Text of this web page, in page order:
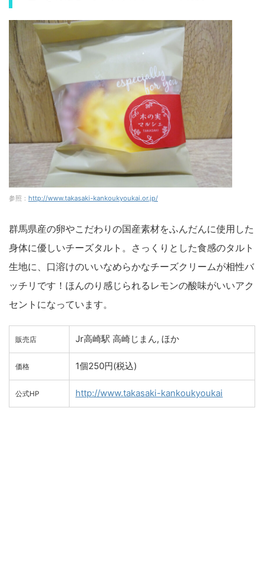
参照： http://www.takasaki-kankoukyoukai.or.jp/
群馬県産の卵やこだわりの国産素材をふんだんに使用した
身体に優しいチーズタルト。さっくりとした食感のタルト
生地に、口溶けのいいなめらかなチーズクリームが相性バ
ッチリです！ほんのり感じられるレモンの酸味がいいアク
セントになっています。
販売店 Jr高崎駅 高崎じまん, ほか
価格 1個250円(税込)
公式HP http://www.takasaki-kankoukyoukai